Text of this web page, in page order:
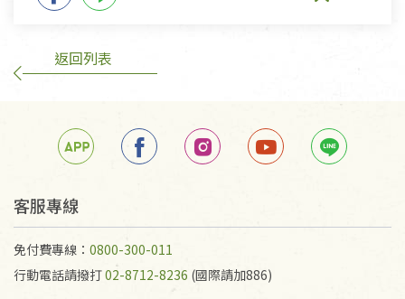
返回列表
客服專線
免付費專線： 0800-300-011
行動電話請撥打02-8712-8236 (國際請加886)